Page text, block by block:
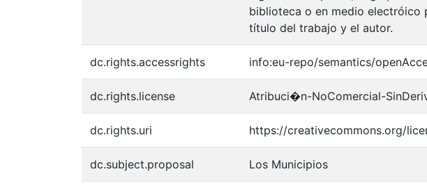
biblioteca o en medio electróico
título del trabajo y el autor.
dc.rights.accessrights info:eu-repo/semantics/
dc.rights.license Atribuci�n-NoComercial-
dc.rights.uri https://creativecommons.org/
dc.subject.proposal Los Municipios